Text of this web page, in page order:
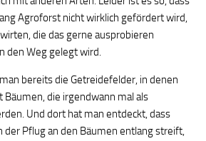
Agroforst nicht wirklich gefördert wird,
die das gerne ausprobieren
den Weg gelegt wird.
bereits die Getreidefelder, in denen
die irgendwann mal als
Und dort hat man entdeckt, dass
der Pflug an den Bäumen entlang streift,